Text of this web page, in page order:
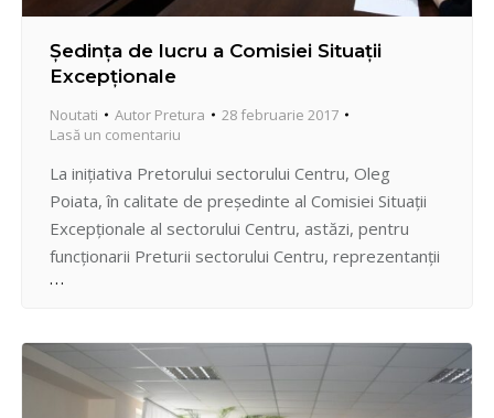
Şedinţa de lucru a Comisiei Situaţii
Excepţionale
Noutati Autor Pretura
28 februarie 2017
Lasă un comentariu
La iniţiativa Pretorului sectorului Centru, Oleg
Poiata, în calitate de preşedinte al Comisiei Situaţii
Excepţionale al sectorului Centru, astăzi, pentru
funcţionarii Preturii sectorului Centru, reprezentanţii
Inspectoratului de Poliţie s. Centru, precum şi
înştiinţare şi adunare a efectivului punctului de
conducere al sectorului Centru. Scopul acestei
şedinţe a…